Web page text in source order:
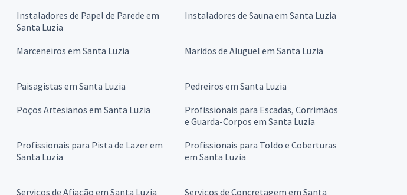
Instaladores de Papel de Parede em
Santa Luzia
Instaladores de Sauna em Santa Luzia
Marceneiros em Santa Luzia Maridos de Aluguel em Santa Luzia
Paisagistas em Santa Luzia
Pedreiros em Santa Luzia
Poços Artesianos em Santa Luzia
Profissionais para Escadas, Corrimãos
e Guarda-Corpos em Santa Luzia
Profissionais para Pista de Lazer em
Santa Luzia
Profissionais para Toldo e Coberturas
em Santa Luzia
Serviços de Afiação em Santa Luzia Serviços de Concretagem em Santa